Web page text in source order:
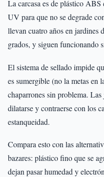
La carcasa es de plástico
UV para que no se degrade
llevan cuatro años en jardines
grados, y siguen funcionando
El sistema de sellado impide
es sumergible (no la metas en
chaparrones sin problema. Las
dilatarse y contraerse con los
estanqueidad.
Compara esto con las
bazares: plástico fino que se
dejan pasar humedad y